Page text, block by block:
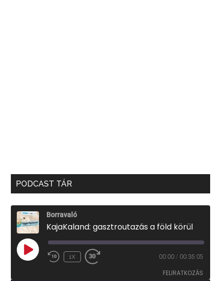
PODCAST TÁR
Borravaló
KajaKaland: gasztroutazás a föld körül
PLAY
EPISODE
1X 00:00 / 00:35:05
FELIRATKOZÁS